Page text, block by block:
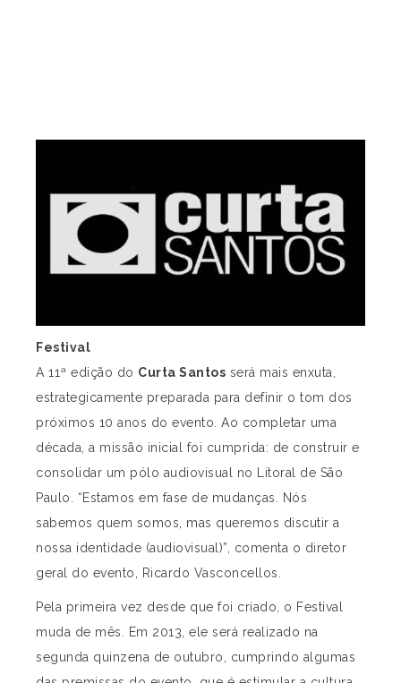
Festival
A 11ª edição do Curta Santos será mais enxuta,
estrategicamente preparada para definir o tom dos
próximos 10 anos do evento. Ao completar uma
década, a missão inicial foi cumprida: de construir e
consolidar um pólo audiovisual no Litoral de São
Paulo. “Estamos em fase de mudanças. Nós
sabemos quem somos, mas queremos discutir a
nossa identidade (audiovisual)”, comenta o diretor
geral do evento, Ricardo Vasconcellos.
Pela primeira vez desde que foi criado, o Festival
muda de mês. Em 2013, ele será realizado na
segunda quinzena de outubro, cumprindo algumas